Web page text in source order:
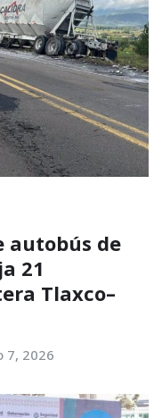
autobús de
21
Tlaxco–
7, 2026